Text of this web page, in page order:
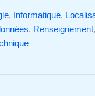
, Informatique,
, Renseignement,